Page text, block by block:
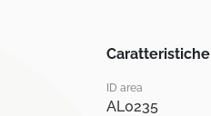
Caratteristiche
ID area
AL0235